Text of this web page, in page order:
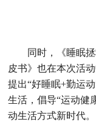
同时，《睡眠
皮书》也在本次活
提出“好睡眠+勤运
生活，倡导“运动健
动生活方式新时代。